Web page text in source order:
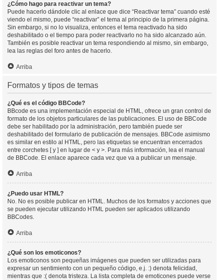
¿Cómo hago para reactivar un tema?
Puede hacerlo dándole clic al enlace que dice “Reactivar tema” cuando esté
viendo el mismo, puede “reactivar” el tema al principio de la primera página.
Sin embargo, si no lo visualiza, entonces el tema reactivado ha sido
deshabilitado o el tiempo para poder reactivarlo no ha sido alcanzado aún.
También es posible reactivar un tema respondiendo al mismo, sin embargo,
lea las reglas del foro antes de hacerlo.
Arriba
Formatos y tipos de temas
¿Qué es el código BBCode?
BBcode es una implementación especial de HTML, ofrece un gran control de
formato de los objetos particulares de las publicaciones. El uso de BBCode
debe ser habilitado por la administración, pero también puede ser
deshabilitado del formulario de publicación de mensajes. BBCode asimismo
es similar en estilo al HTML, pero las etiquetas se encuentran encerrados
entre corchetes [ y ] en lugar de < y >. Para más información, lea el manual
de BBCode. El enlace aparece cada vez que va a publicar un mensaje.
Arriba
¿Puedo usar HTML?
No. No es posible publicar en HTML. Muchos de los formatos y acciones que
se pueden ejecutar utilizando HTML pueden ser aplicados utilizando
BBCodes.
Arriba
¿Qué son los emoticonos?
Los emoticonos son pequeñas imágenes que pueden ser utilizadas para
expresar un sentimiento con un pequeño código, e.j. :) denota felicidad,
mientras que :( denota tristeza. La lista completa de emoticones puede verse